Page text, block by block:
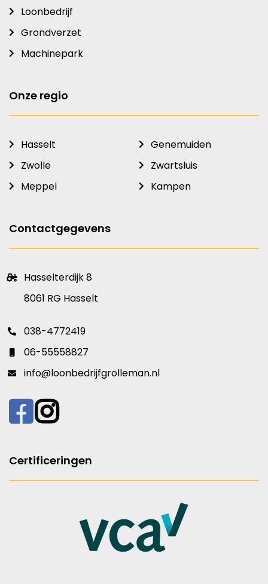
Loonbedrijf
Grondverzet
Machinepark
Onze regio
Hasselt
Zwolle
Meppel
Genemuiden
Zwartsluis
Kampen
Contactgegevens
Hasselterdijk 8
8061 RG Hasselt
038-4772419
06-55558827
info@loonbedrijfgrolleman.nl
Certificeringen